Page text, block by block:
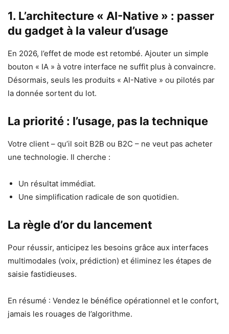
1. L’architecture « AI-Native » : passer
du gadget à la valeur d’usage
En 2026, l’effet de mode est retombé. Ajouter un simple
bouton « IA » à votre interface ne suffit plus à convaincre.
Désormais, seuls les produits « AI-Native » ou pilotés par
la donnée sortent du lot.
La priorité : l’usage, pas la technique
Votre client – qu’il soit B2B ou B2C – ne veut pas acheter
une technologie. Il cherche :
Un résultat immédiat.
Une simplification radicale de son quotidien.
La règle d’or du lancement
Pour réussir, anticipez les besoins grâce aux interfaces
multimodales (voix, prédiction) et éliminez les étapes de
saisie fastidieuses.
En résumé : Vendez le bénéfice opérationnel et le confort,
jamais les rouages de l’algorithme.